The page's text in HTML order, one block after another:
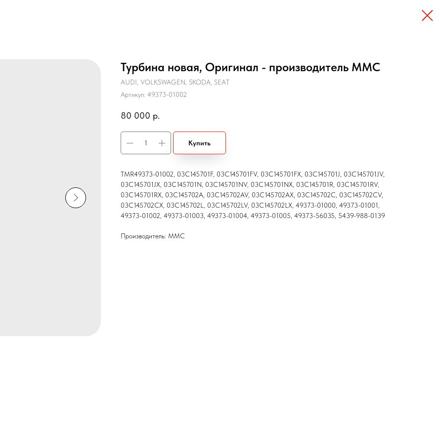
Турбина новая, Оригинал - производитель MMC
AUDI, VOLKSWAGEN, SKODA, SEAT
Артикул: 49373-01002
80 000 р.
Купить
TMR49373-01002, 03C145701F, 03C145701FV, 03C145701FX, 03C145701J, 03C145701JV,
03C145701JX, 03C145701N, 03C145701NV, 03C145701NX, 03C145701R, 03C145701RV,
03C145701RX, 03C145702A, 03C145702AV, 03C145702AX, 03C145702C, 03C145702CV,
03C145702CX, 03C145702L, 03C145702LV, 03C145702LX, 49373-01000, 49373-01001,
49373-01002, 49373-01003, 49373-01004, 49373-01005, 49373-56035, 5439-988-0139
Производитель: MMC